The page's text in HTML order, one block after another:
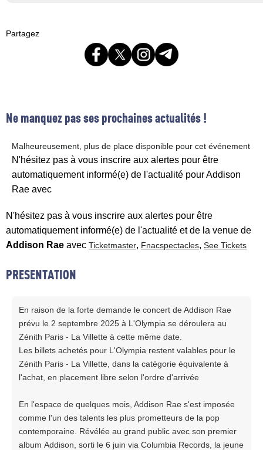
Partagez
Ne manquez pas ses prochaines actualités !
Malheureusement, plus de place disponible pour cet événement
N'hésitez pas à vous inscrire aux alertes pour être
automatiquement informé(e) de l'actualité pour Addison
Rae avec
N'hésitez pas à vous inscrire aux alertes pour être
automatiquement informé(e) de l'actualité et de la venue de
Addison Rae avec Ticketmaster, Fnacspectacles, See Tickets
PRESENTATION
En raison de la forte demande le concert de Addison Rae
prévu le 2 septembre 2025 à L'Olympia se déroulera au
Zénith Paris - La Villette à cette même date.
Les billets achetés pour L'Olympia restent valables pour le
Zénith Paris - La Villette, dans la catégorie équivalente à
l'achat, en placement libre selon l'ordre d'arrivée
En l'espace de quelques mois, Addison Rae s'est imposée
comme l'un des talents les plus prometteurs de la pop
contemporaine. Révélée au grand public avec son premier
album Addison, sorti le 6 juin via Columbia Records, la jeune